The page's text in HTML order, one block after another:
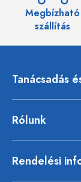
Megbízható
szállítás
Tanácsadás
Rólunk
Rendelési